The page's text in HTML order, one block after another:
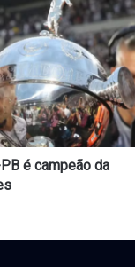
é campeão da